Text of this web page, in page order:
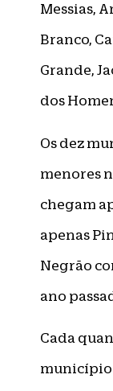
Messias,
Branco,
Grande,
dos
Os dez
menores
chegam
apenas
Negrão
ano
Cada
município